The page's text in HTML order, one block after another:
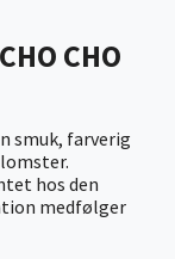
CHO
smuk, farverig
hos den
medfølger